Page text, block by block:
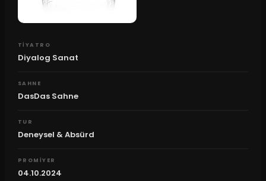
TIYATRO
Diyalog Sanat
SAHNE
DasDas Sahne
TUR
Deneysel & Absürd
PROMIYER
04.10.2024